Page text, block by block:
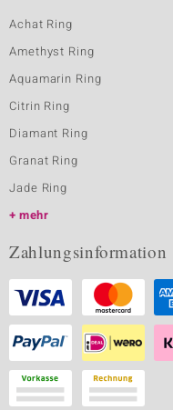
Achat Ring
Amethyst Ring
Aquamarin Ring
Citrin Ring
Diamant Ring
Granat Ring
Jade Ring
mehr
Zahlungsinformation